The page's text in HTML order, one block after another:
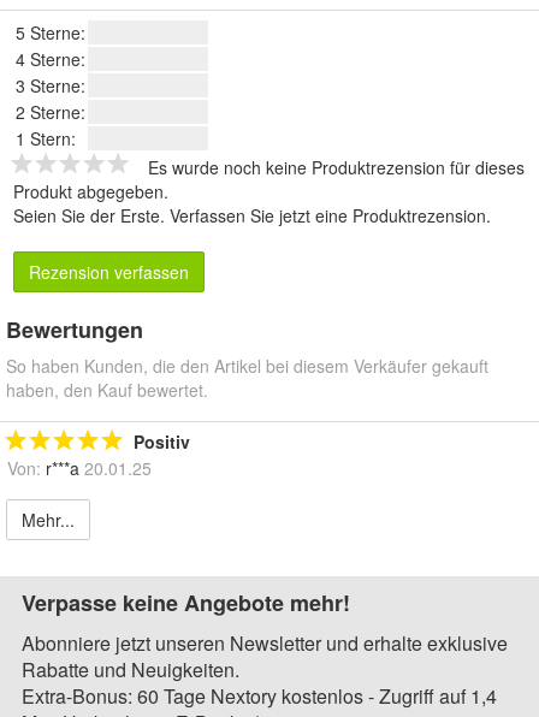
5 Sterne:
4 Sterne:
3 Sterne:
2 Sterne:
1 Stern:
Es wurde noch keine Produktrezension für dieses
Produkt abgegeben.
Seien Sie der Erste. Verfassen Sie jetzt eine Produktrezension.
Rezension verfassen
Bewertungen
So haben Kunden, die den Artikel bei diesem Verkäufer gekauft
haben, den Kauf bewertet.
Positiv
Von: r***a 20.01.25
Mehr...
Verpasse keine Angebote mehr!
Abonniere jetzt unseren Newsletter und erhalte exklusive
Rabatte und Neuigkeiten.
Extra-Bonus: 60 Tage Nextory kostenlos - Zugriff auf 1,4